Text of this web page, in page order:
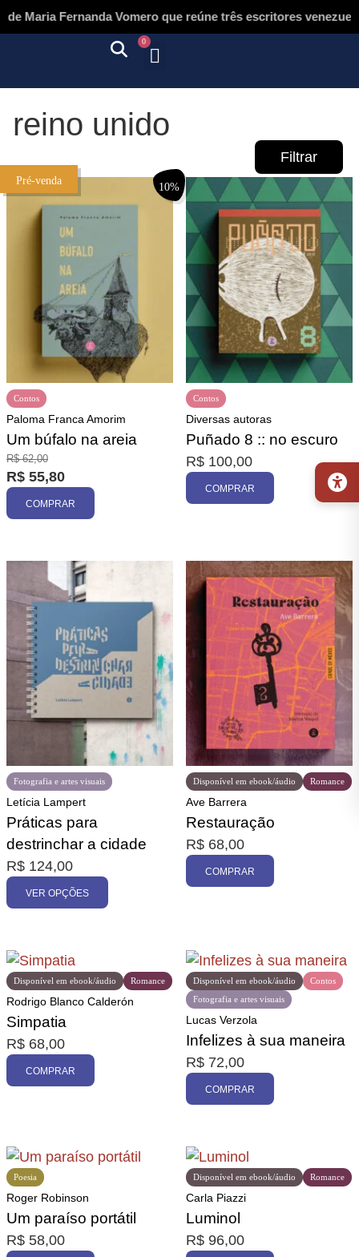
Maria Fernanda Vomero que reúne três escritores
0
reino unido
Filtrar
Promoção
10%
Pré-venda
Contos
Paloma Franca Amorim
Um búfalo na areia
R$62,00
R$ 55,80
COMPRAR
Contos
Diversas autoras
Puñado 8 :: no escuro
R$ 100,00
COMPRAR
Fotografia e artes visuais
Letícia Lampert
Práticas para
destrinchar a cidade
R$ 124,00
VER OPÇÕES
Disponível em ebook/áudio Romance
Ave Barrera
Restauração
R$ 68,00
COMPRAR
Disponível em ebook/áudio Romance
Rodrigo Blanco Calderón
Simpatia
R$ 68,00
COMPRAR
Contos
Disponível em ebook/áudio
Fotografia e artes visuais
Lucas Verzola
Infelizes à sua maneira
R$ 72,00
COMPRAR
Poesia
Roger Robinson
Um paraíso portátil
R$ 58,00
Disponível em ebook/áudio Romance
Carla Piazzi
Luminol
R$ 96,00